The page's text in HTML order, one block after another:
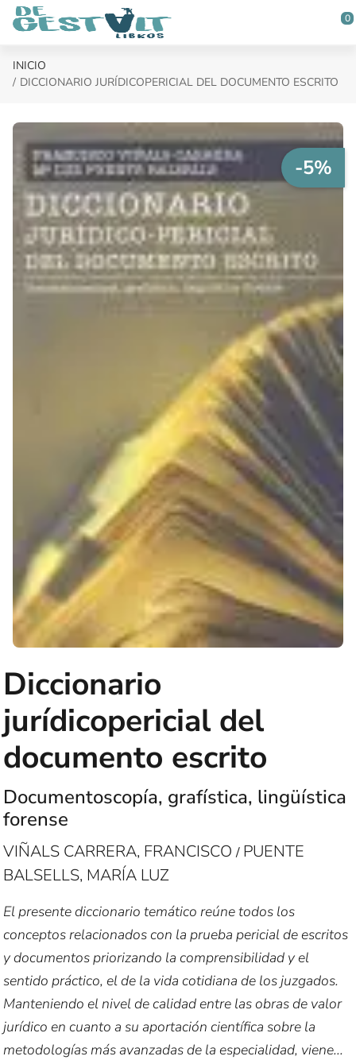
Saltar al contenido principal
0
INICIO
DICCIONARIO JURÍDICOPERICIAL DEL DOCUMENTO ESCRITO
-5%
Diccionario
jurídicopericial del
documento escrito
Documentoscopía, grafística, lingüística
forense
VIÑALS CARRERA, FRANCISCO/ PUENTE
BALSELLS, MARÍA LUZ
El presente diccionario temático reúne todos los
conceptos relacionados con la prueba pericial de escritos
y documentos priorizando la comprensibilidad y el
sentido práctico, el de la vida cotidiana de los juzgados.
Manteniendo el nivel de calidad entre las obras de valor
jurídico en cuanto a su aportación científica sobre la
metodologías más avanzadas de la especialidad, viene...